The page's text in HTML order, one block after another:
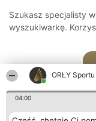
ORŁY Sportu
04:00
Szukasz specjalisty
wyszukiwarkę.